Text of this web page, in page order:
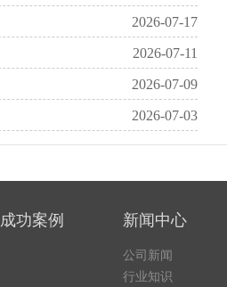
2026-07-17
2026-07-11
2026-07-09
2026-07-03
成功案例 新闻中心
公司新闻
行业知识